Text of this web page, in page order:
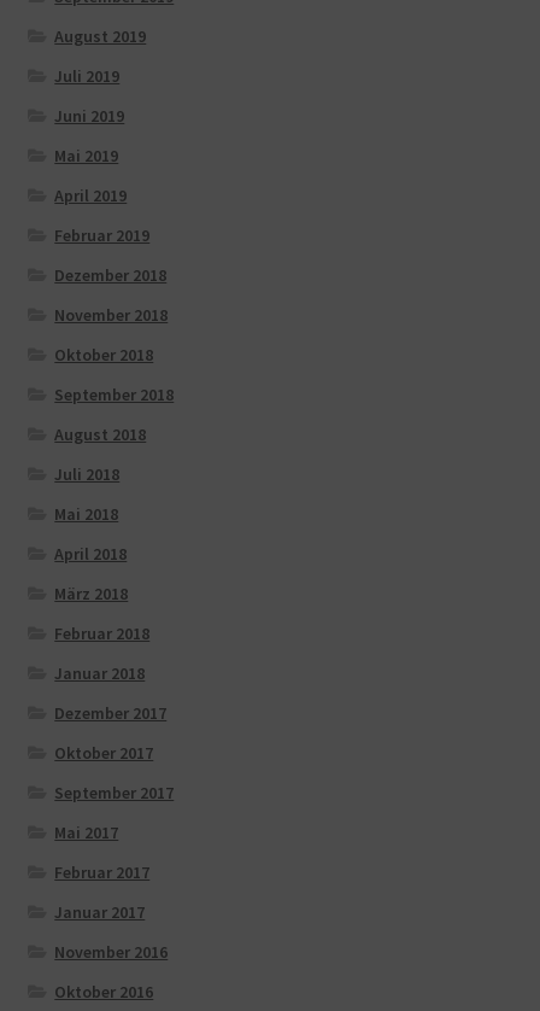
August 2019
Juli 2019
Juni 2019
Mai 2019
April 2019
Februar 2019
Dezember 2018
November 2018
Oktober 2018
September 2018
August 2018
Juli 2018
Mai 2018
April 2018
März 2018
Februar 2018
Januar 2018
Dezember 2017
Oktober 2017
September 2017
Mai 2017
Februar 2017
Januar 2017
November 2016
Oktober 2016